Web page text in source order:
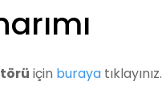
için buraya tıklayınız.